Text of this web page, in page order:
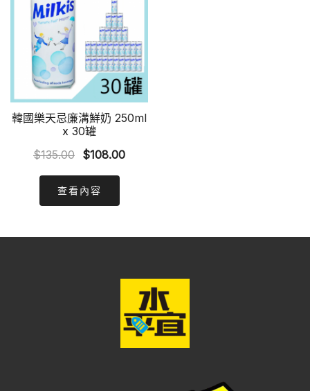
韓國樂天忌廉溝鮮奶 250ml
x 30罐
$135.00 Original
was:
$135.00.
$108.00Current
查看內容